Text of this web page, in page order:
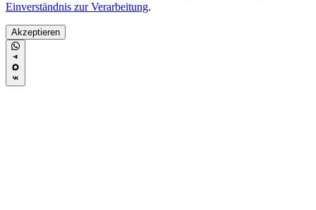
Einverständnis zur Verarbeitung.
Akzeptieren